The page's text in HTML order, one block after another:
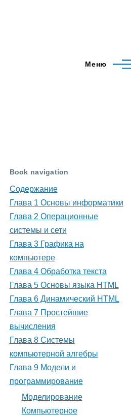
Меню
Book navigation
Содержание
Глава 1 Основы информатики
Глава 2 Операционные
системы и сети
Глава 3 Графика на
компьютере
Глава 4 Обработка текста
Глава 5 Основы языка HTML
Глава 6 Динамический HTML
Глава 7 Простейшие
вычисления
Глава 8 Системы
компьютерной алгебры
Глава 9 Модели и
программирование
Моделирование
Компьютерное